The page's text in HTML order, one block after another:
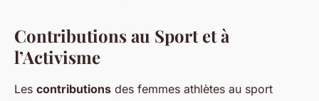
Contributions au Sport et à
l’Activisme
Les contributions des femmes athlètes au sport